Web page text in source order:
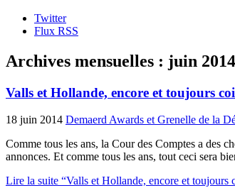
Twitter
Flux RSS
Archives mensuelles : juin 2014
Valls et Hollande, encore et toujours
18 juin 2014 Demaerd Awards et Grenelle de la
Comme tous les ans, la Cour des Comptes a des
annonces. Et comme tous les ans, tout ceci sera
Lire la suite “Valls et Hollande, encore et toujours